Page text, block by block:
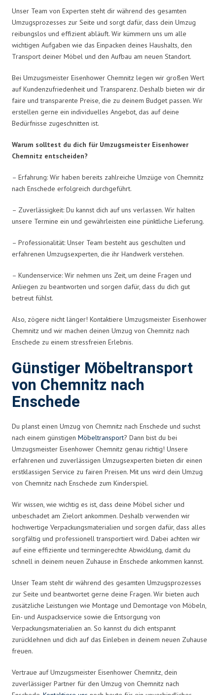
Unser Team von Experten steht dir während des gesamten
Umzugsprozesses zur Seite und sorgt dafür, dass dein Umzug
reibungslos und effizient abläuft. Wir kümmern uns um alle
wichtigen Aufgaben wie das Einpacken deines Haushalts, den
Transport deiner Möbel und den Aufbau am neuen Standort.
Bei Umzugsmeister Eisenhower Chemnitz legen wir großen Wert
auf Kundenzufriedenheit und Transparenz. Deshalb bieten wir dir
faire und transparente Preise, die zu deinem Budget passen. Wir
erstellen gerne ein individuelles Angebot, das auf deine
Bedürfnisse zugeschnitten ist.
Warum solltest du dich für Umzugsmeister Eisenhower
Chemnitz entscheiden?
– Erfahrung: Wir haben bereits zahlreiche Umzüge von Chemnitz
nach Enschede erfolgreich durchgeführt.
– Zuverlässigkeit: Du kannst dich auf uns verlassen. Wir halten
unsere Termine ein und gewährleisten eine pünktliche Lieferung.
– Professionalität: Unser Team besteht aus geschulten und
erfahrenen Umzugsexperten, die ihr Handwerk verstehen.
– Kundenservice: Wir nehmen uns Zeit, um deine Fragen und
Anliegen zu beantworten und sorgen dafür, dass du dich gut
betreut fühlst.
Also, zögere nicht länger! Kontaktiere Umzugsmeister Eisenhower
Chemnitz und wir machen deinen Umzug von Chemnitz nach
Enschede zu einem stressfreien Erlebnis.
Günstiger Möbeltransport
von Chemnitz nach
Enschede
Du planst einen Umzug von Chemnitz nach Enschede und suchst
nach einem günstigen Möbeltransport? Dann bist du bei
Umzugsmeister Eisenhower Chemnitz genau richtig! Unsere
erfahrenen und zuverlässigen Umzugsexperten bieten dir einen
erstklassigen Service zu fairen Preisen. Mit uns wird dein Umzug
von Chemnitz nach Enschede zum Kinderspiel.
Wir wissen, wie wichtig es ist, dass deine Möbel sicher und
unbeschadet am Zielort ankommen. Deshalb verwenden wir
hochwertige Verpackungsmaterialien und sorgen dafür, dass alles
sorgfältig und professionell transportiert wird. Dabei achten wir
auf eine effiziente und termingerechte Abwicklung, damit du
schnell in deinem neuen Zuhause in Enschede ankommen kannst.
Unser Team steht dir während des gesamten Umzugsprozesses
zur Seite und beantwortet gerne deine Fragen. Wir bieten auch
zusätzliche Leistungen wie Montage und Demontage von Möbeln,
Ein- und Auspackservice sowie die Entsorgung von
Verpackungsmaterialien an. So kannst du dich entspannt
zurücklehnen und dich auf das Einleben in deinem neuen Zuhause
freuen.
Vertraue auf Umzugsmeister Eisenhower Chemnitz, dein
zuverlässiger Partner für den Umzug von Chemnitz nach